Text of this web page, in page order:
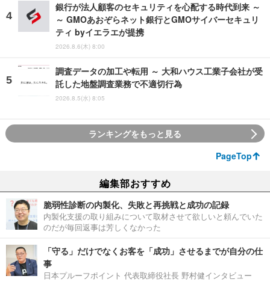
銀行が法人顧客のセキュリティを心配する時代到来 ～
～ GMOあおぞらネット銀行とGMOサイバーセキュリ
ティ byイエラエが提携
2026.8.6(木) 8:00
調査データの加工や転用 ～ 大和ハウス工業子会社が受
託した地盤調査業務で不適切行為
2026.8.5(水) 8:05
ランキングをもっと見る
PageTop
編集部おすすめ
脆弱性診断の内製化、失敗と再挑戦と成功の記録
内製化支援の取り組みについて取材させて欲しいと頼んでいた
のだが毎回返事は芳しくなかった
「守る」だけでなくお客を「成功」させるまでが自分の仕
事
日本プルーフポイント 代表取締役社長 野村健インタビュー